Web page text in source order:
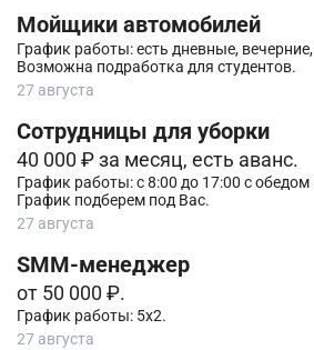
Мойщики автомобилей
График работы: есть дневные,
Возможна подработка для студентов.
27 августа
Сотрудницы для уборки
40 000 ₽ за месяц, есть аванс.
График работы: с 8:00 до 17:00 с
График подберем под Вас.
27 августа
SMM-менеджер
от 50 000 ₽.
График работы: 5х2.
27 августа